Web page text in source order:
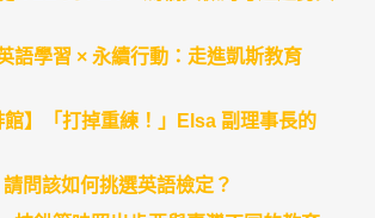
語學習 × 永續行動：走進凱斯教育
館】「打掉重練！」Elsa 副理事長的
請問該如何挑選英語檢定？